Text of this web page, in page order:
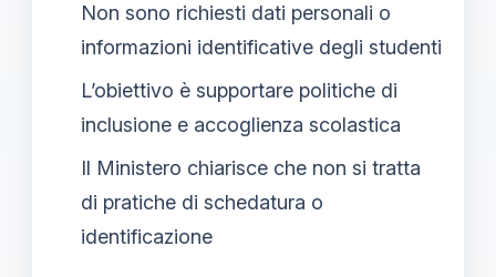
Non sono richiesti dati personali o
informazioni identificative degli studenti
L’obiettivo è supportare politiche di
inclusione e accoglienza scolastica
Il Ministero chiarisce che non si tratta
di pratiche di schedatura o
identificazione